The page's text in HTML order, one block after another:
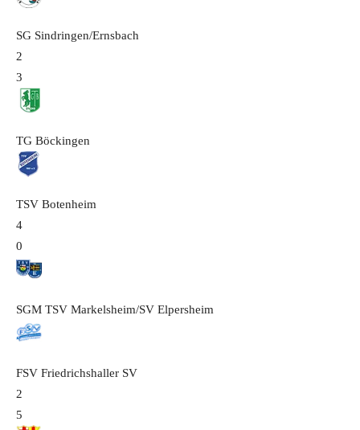
SG Sindringen/Ernsbach
2
3
TG Böckingen
TSV Botenheim
4
0
SGM TSV Markelsheim/SV Elpersheim
FSV Friedrichshaller SV
2
5